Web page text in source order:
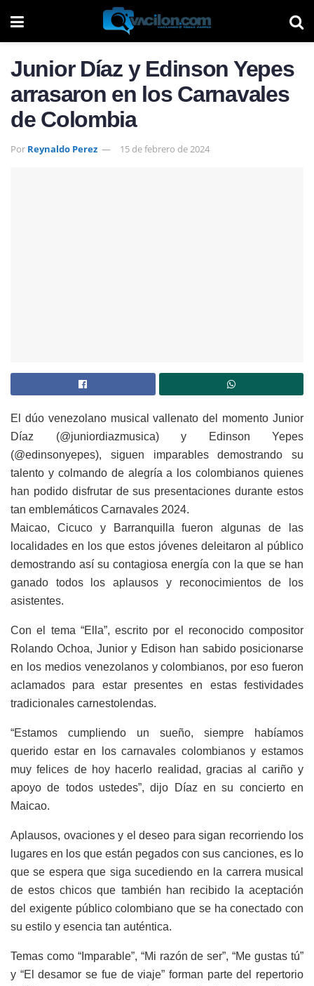
Junior Díaz y Edinson Yepes
arrasaron en los Carnavales
de Colombia
Por Reynaldo Perez 15 de febrero de 2024
El dúo venezolano musical vallenato del momento Junior
Díaz (@juniordiazmusica) y Edinson Yepes
(@edinsonyepes), siguen imparables demostrando su
talento y colmando de alegría a los colombianos quienes
han podido disfrutar de sus presentaciones durante estos
tan emblemáticos Carnavales 2024.
Maicao, Cicuco y Barranquilla fueron algunas de las
localidades en los que estos jóvenes deleitaron al público
demostrando así su contagiosa energía con la que se han
ganado todos los aplausos y reconocimientos de los
asistentes.
Con el tema “Ella”, escrito por el reconocido compositor
Rolando Ochoa, Junior y Edison han sabido posicionarse
en los medios venezolanos y colombianos, por eso fueron
aclamados para estar presentes en estas festividades
tradicionales carnestolendas.
“Estamos cumpliendo un sueño, siempre habíamos
querido estar en los carnavales colombianos y estamos
muy felices de hoy hacerlo realidad, gracias al cariño y
apoyo de todos ustedes”, dijo Díaz en su concierto en
Maicao.
Aplausos, ovaciones y el deseo para sigan recorriendo los
lugares en los que están pegados con sus canciones, es lo
que se espera que siga sucediendo en la carrera musical
de estos chicos que también han recibido la aceptación
del exigente público colombiano que se ha conectado con
su estilo y esencia tan auténtica.
Temas como “Imparable”, “Mi razón de ser”, “Me gustas tú”
y “El desamor se fue de viaje” forman parte del repertorio